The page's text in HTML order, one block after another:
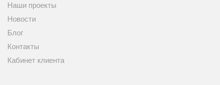
Наши проекты
Новости
Блог
Контакты
Кабинет клиента